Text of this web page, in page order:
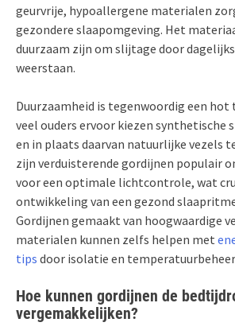
geurvrije, hypoallergene materialen
gezondere slaapomgeving. Het
duurzaam zijn om slijtage door
weerstaan.
Duurzaamheid is tegenwoordig een hot
veel ouders ervoor kiezen synthetische
en in plaats daarvan natuurlijke vezels
zijn verduisterende gordijnen populair
voor een optimale lichtcontrole, wat
ontwikkeling van een gezond
Gordijnen gemaakt van hoogwaardige
materialen kunnen zelfs helpen met
tips door isolatie en
Hoe kunnen gordijnen de
vergemakkelijken?